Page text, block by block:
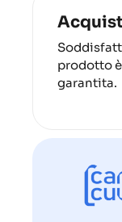
prodotto
garantita.